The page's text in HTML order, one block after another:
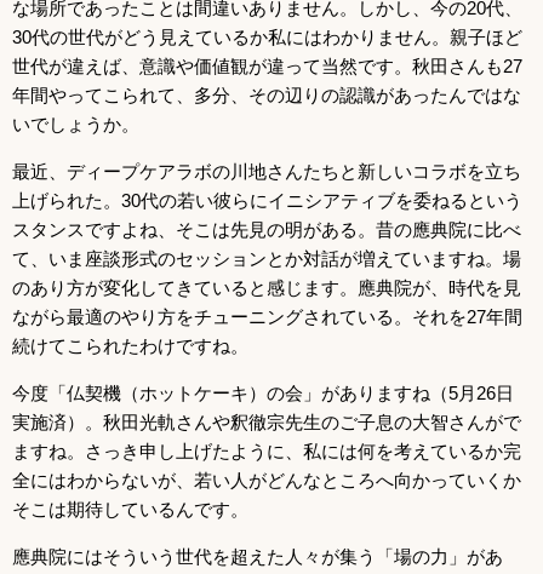
な場所であったことは間違いありません。しかし、今の20代、
30代の世代がどう見えているか私にはわかりません。親子ほど
世代が違えば、意識や価値観が違って当然です。秋田さんも27
年間やってこられて、多分、その辺りの認識があったんではな
いでしょうか。
最近、ディープケアラボの川地さんたちと新しいコラボを立ち
上げられた。30代の若い彼らにイニシアティブを委ねるという
スタンスですよね、そこは先見の明がある。昔の應典院に比べ
て、いま座談形式のセッションとか対話が増えていますね。場
のあり方が変化してきていると感じます。應典院が、時代を見
ながら最適のやり方をチューニングされている。それを27年間
続けてこられたわけですね。
今度「仏契機（ホットケーキ）の会」がありますね（5月26日
実施済）。秋田光軌さんや釈徹宗先生のご子息の大智さんがで
ますね。さっき申し上げたように、私には何を考えているか完
全にはわからないが、若い人がどんなところへ向かっていくか
そこは期待しているんです。
應典院にはそういう世代を超えた人々が集う「場の力」があ